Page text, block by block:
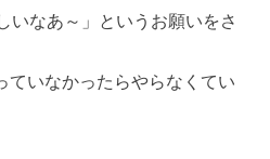
いなあ～」というお願いをさ
ていなかったらやらなくてい